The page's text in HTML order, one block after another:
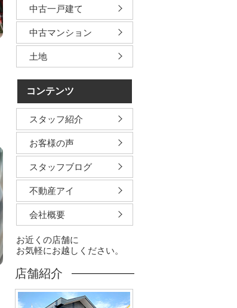
中古一戸建て
中古マンション
土地
コンテンツ
スタッフ紹介
お客様の声
スタッフブログ
不動産アイ
会社概要
お近くの店舗に
お気軽にお越しください。
店舗紹介